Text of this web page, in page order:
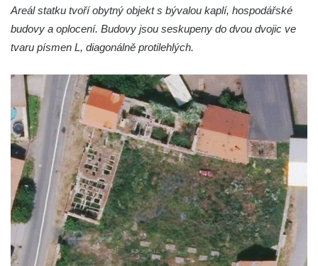
Fara v Římově
Budova spořitelny čp. 1127/1 a 1127/25 v
Rumburku
Pobočka Německé zemědělské a
průmyslové banky čp. 852/30 v Rumburku
Gymnázium v Rumburku
Budova čp. 1066/3 (Základní škola Tyršova)
v Rumburku
Dům čp. 100/5 na Lužickém náměstí v
Rumburku
Dům čp. 105/10 na Lužickém náměstí v
Rumburku
Dům čp. 103/8 na Lužickém náměstí v
Areál statku tvoří obytný objekt s bývalou kaplí, hospodářské
budovy a oplocení. Budovy jsou seskupeny do dvou dvojic ve
tvaru písmen L, diagonálně protilehlých.